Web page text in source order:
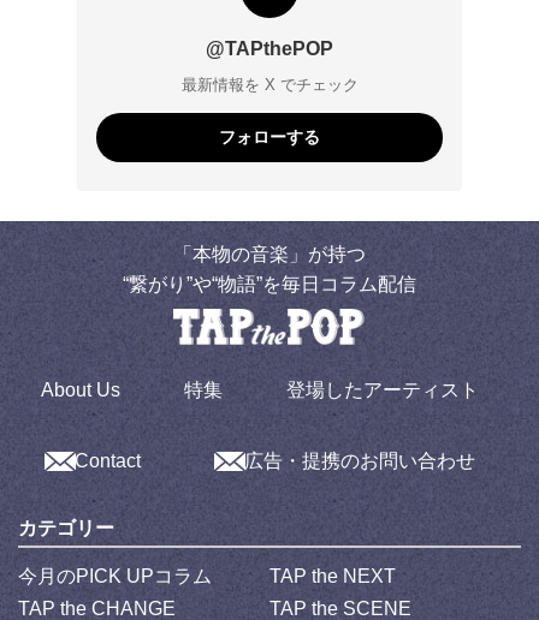
@TAPthePOP
最新情報を X でチェック
フォローする
「本物の音楽」が持つ
“繋がり”や“物語”を毎日コラム配信
About Us 特集 登場したアーティスト
Contact 広告・提携のお問い合わせ
カテゴリー
今月のPICK UPコラム
TAP the NEXT
TAP the CHANGE
TAP the SCENE